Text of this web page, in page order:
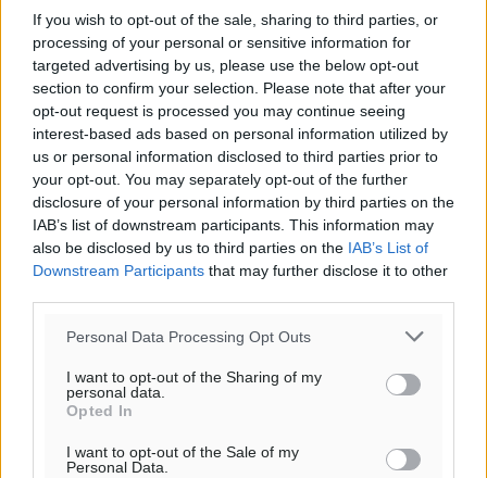
If you wish to opt-out of the sale, sharing to third parties, or
processing of your personal or sensitive information for
targeted advertising by us, please use the below opt-out
section to confirm your selection. Please note that after your
opt-out request is processed you may continue seeing
interest-based ads based on personal information utilized by
us or personal information disclosed to third parties prior to
your opt-out. You may separately opt-out of the further
disclosure of your personal information by third parties on the
IAB’s list of downstream participants. This information may
also be disclosed by us to third parties on the IAB’s List of
Downstream Participants that may further disclose it to other
Personal Data Processing Opt Outs
I want to opt-out of the Sharing of my
personal data.
Opted In
I want to opt-out of the Sale of my
Personal Data.